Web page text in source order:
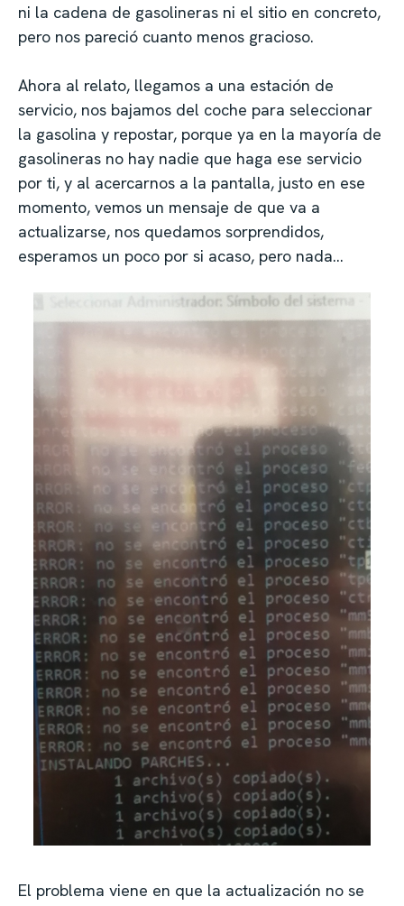
ni la cadena de gasolineras ni el sitio en concreto,
pero nos pareció cuanto menos gracioso.
Ahora al relato, llegamos a una estación de
servicio, nos bajamos del coche para seleccionar
la gasolina y repostar, porque ya en la mayoría de
gasolineras no hay nadie que haga ese servicio
por ti, y al acercarnos a la pantalla, justo en ese
momento, vemos un mensaje de que va a
actualizarse, nos quedamos sorprendidos,
esperamos un poco por si acaso, pero nada…
El problema viene en que la actualización no se